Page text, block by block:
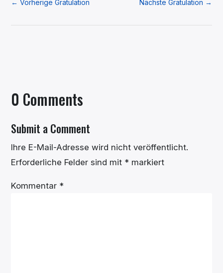
←Vorherige Gratulation Nächste Gratulation →
0 Comments
Submit a Comment
Ihre E-Mail-Adresse wird nicht veröffentlicht.
Erforderliche Felder sind mit * markiert
Kommentar *